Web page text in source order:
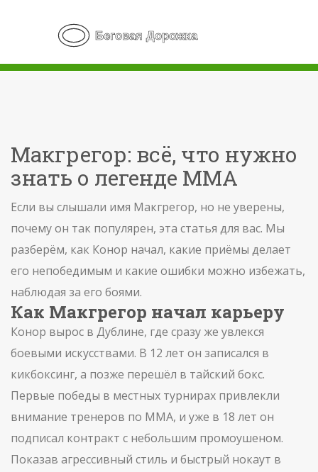
Макгрегор: всё, что нужно
знать о легенде ММА
Если вы слышали имя Макгрегор, но не уверены,
почему он так популярен, эта статья для вас. Мы
разберём, как Конор начал, какие приёмы делает
его непобедимым и какие ошибки можно избежать,
наблюдая за его боями.
Как Макгрегор начал карьеру
Конор вырос в Дублине, где сразу же увлекся
боевыми искусствами. В 12 лет он записался в
кикбоксинг, а позже перешёл в тайский бокс.
Первые победы в местных турнирах привлекли
внимание тренеров по ММА, и уже в 18 лет он
подписал контракт с небольшим промоушеном.
Показав агрессивный стиль и быстрый нокаут в